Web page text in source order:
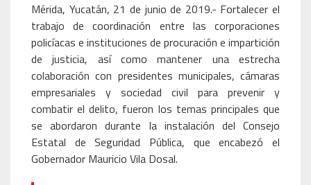
Mérida, Yucatán, 21 de junio de 2019.- Fortalecer el
trabajo de coordinación entre las corporaciones
policíacas e instituciones de procuración e impartición
de justicia, así como mantener una estrecha
colaboración con presidentes municipales, cámaras
empresariales y sociedad civil para prevenir y
combatir el delito, fueron los temas principales que
se abordaron durante la instalación del Consejo
Estatal de Seguridad Pública, que encabezó el
Gobernador Mauricio Vila Dosal.